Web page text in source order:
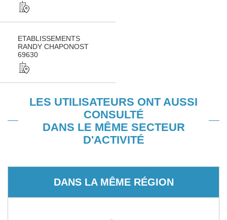
ETABLISSEMENTS
RANDY CHAPONOST
69630
LES UTILISATEURS ONT AUSSI
CONSULTÉ
DANS LE MÊME SECTEUR
D'ACTIVITÉ
DANS LA MÊME RÉGION